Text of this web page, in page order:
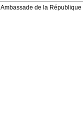
Ambassade de la